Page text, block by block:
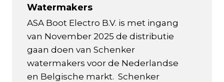
Watermakers
ASA Boot Electro B.V. is met ingang
van November 2025 de distributie
gaan doen van Schenker
watermakers voor de Nederlandse
en Belgische markt. Schenker